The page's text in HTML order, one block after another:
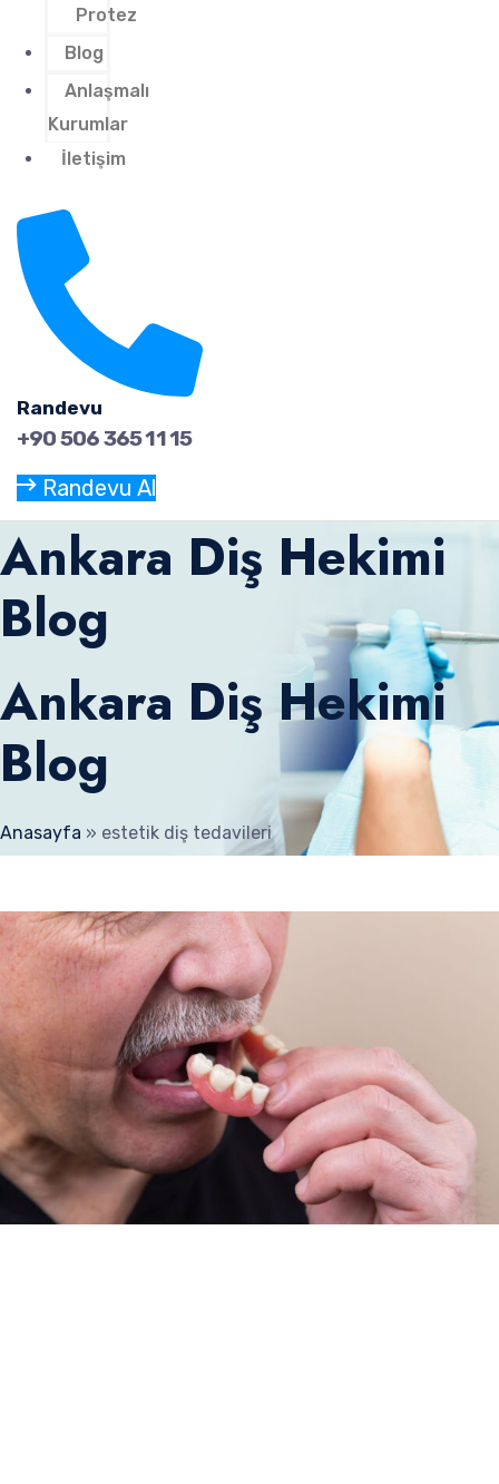
Protez
Blog
Anlaşmalı
Kurumlar
İletişim
Randevu
+90 506 365 11 15
Randevu Al
Ankara Diş Hekimi
Blog
Ankara Diş Hekimi
Blog
Anasayfa » estetik diş tedavileri